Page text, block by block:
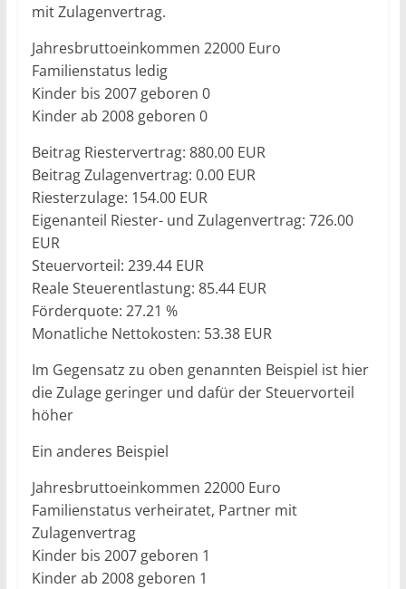
mit Zulagenvertrag.
Jahresbruttoeinkommen 22000 Euro
Familienstatus ledig
Kinder bis 2007 geboren 0
Kinder ab 2008 geboren 0
Beitrag Riestervertrag: 880.00 EUR
Beitrag Zulagenvertrag: 0.00 EUR
Riesterzulage: 154.00 EUR
Eigenanteil Riester- und Zulagenvertrag: 726.00
EUR
Steuervorteil: 239.44 EUR
Reale Steuerentlastung: 85.44 EUR
Förderquote: 27.21 %
Monatliche Nettokosten: 53.38 EUR
Im Gegensatz zu oben genannten Beispiel ist hier
die Zulage geringer und dafür der Steuervorteil
höher
Ein anderes Beispiel
Jahresbruttoeinkommen 22000 Euro
Familienstatus verheiratet, Partner mit
Zulagenvertrag
Kinder bis 2007 geboren 1
Kinder ab 2008 geboren 1